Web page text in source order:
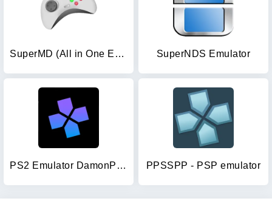
SuperMD (All in One Emulator) SuperNDS Emulator
PS2 Emulator DamonPS2 PPSSPP PPSSPP - PSP emulator